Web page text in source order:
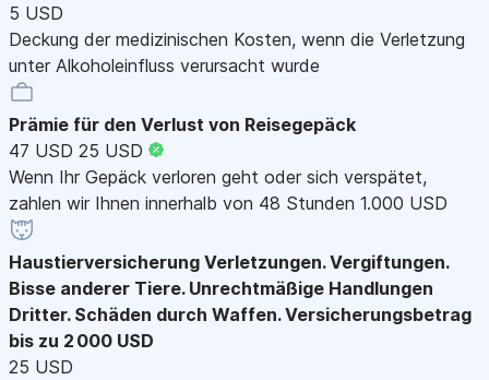
5 USD
Deckung der medizinischen Kosten, wenn die Verletzung
unter Alkoholeinfluss verursacht wurde
Prämie für den Verlust von Reisegepäck
47 USD 25 USD
Wenn Ihr Gepäck verloren geht oder sich verspätet,
zahlen wir Ihnen innerhalb von 48 Stunden 1.000 USD
Haustierversicherung Verletzungen. Vergiftungen.
Bisse anderer Tiere. Unrechtmäßige Handlungen
Dritter. Schäden durch Waffen. Versicherungsbetrag
bis zu 2 000 USD
25 USD